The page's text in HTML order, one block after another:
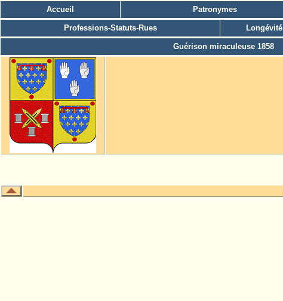
Accueil Patronymes
Professions-Statuts-Rues Longévité
Guérison miraculeuse 1858